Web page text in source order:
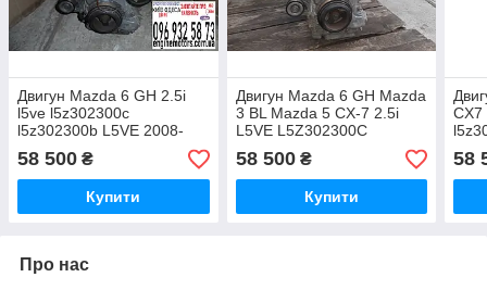
Двигун Mazda 6 GH 2.5i
l5ve l5z302300c
l5z302300b L5VE 2008-
2012
58 500 ₴
Купити
Двигун Mazda 6 GH Mazda
3 BL Mazda 5 CX-7 2.5i
L5VE L5Z302300C
L5Z302300B L5Z902300
L5Z902300A
58 500₴
Купити
CX7
58
Про нас